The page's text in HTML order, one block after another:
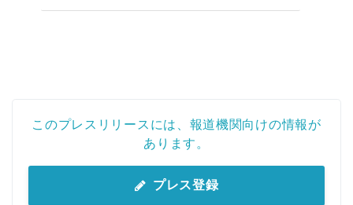
このプレスリリースには、報道機関向けの情報が
あります。
プレス登録